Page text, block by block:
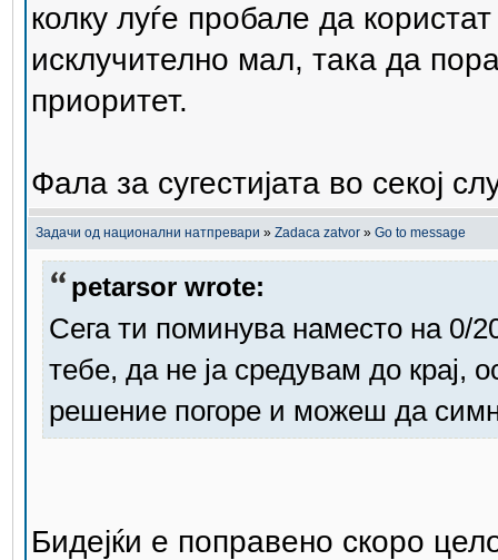
колку луѓе пробале да
исклучително мал, така да
приоритет.
Фала за сугестијата во секој
Задачи од национални натпревари » Zadaca zatvor » Go to message
petarsor wrote:
Сега ти поминува наместо на 0/
тебе, да не ја средувам до
решение погоре и можеш да
Бидејќи е поправено скоро